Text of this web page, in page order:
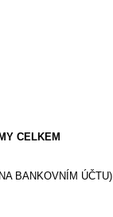
CELKEM
BANKOVNÍM ÚČTU)